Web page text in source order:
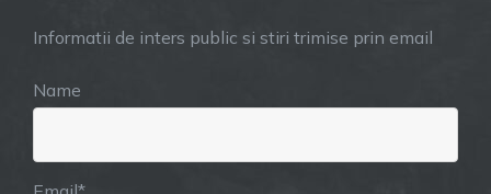
Informatii de inters public si stiri trimise prin email
Name